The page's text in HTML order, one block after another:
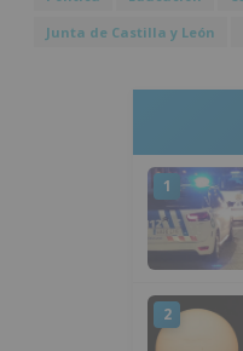
Junta de Castilla y León
1
2